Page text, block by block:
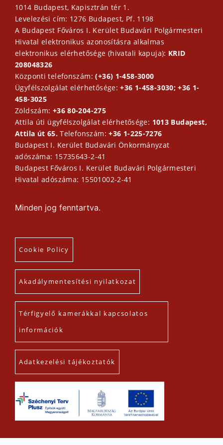
1014 Budapest, Kapisztrán tér 1.
Levelezési cím: 1276 Budapest, Pf. 1198
A Budapest Főváros I. Kerület Budavári Polgármesteri
Hivatal elektronikus azonosításra alkalmas
elektronikus elérhetősége (hivatali kapuja): KRID
208048326
Központi telefonszám:(+36) 1-458-3000
Ügyfélszolgálat elérhetősége:+36 1-458-3030; +36 1-
458-3025
Zöldszám: +36 80-204-275
Attila úti ügyfélszolgálat elérhetősége: 1013 Budapest,
Attila út 65.Telefonszám:+36 1-225-7276
Budapest I. Kerület Budavári Önkormányzat
adószáma: 15735643-2-41
Budapest Főváros I. Kerület Budavári Polgármesteri
Hivatal adószáma: 15501002-2-41
Minden jog fenntartva.
Cookie Policy
Akadálymentesítési nyilatkozat
Térfigyelő kamerákkal kapcsolatos
információk
Adatkezelési tájékoztatók